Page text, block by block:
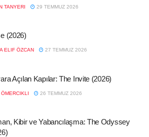
TANYERI 29 TEMMUZ 2026
(2026)
ELIF ÖZCAN 27 TEMMUZ 2026
Açılan Kapılar: The Invite (2026)
26 TEMMUZ 2026
Kibir ve Yabancılaşma: The Odyssey